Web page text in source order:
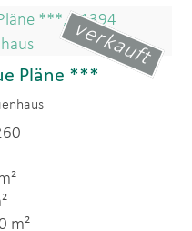
verkauft
Pläne ***
m²